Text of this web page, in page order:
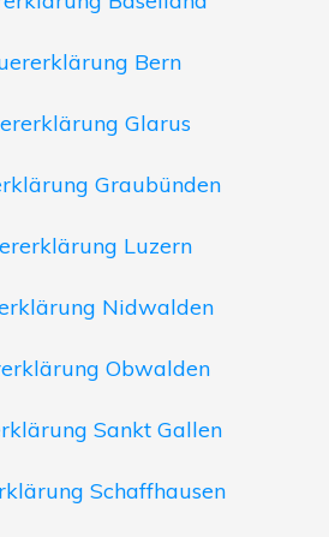
Bern
Glarus
Graubünden
Luzern
Nidwalden
Obwalden
Sankt Gallen
Schaffhausen